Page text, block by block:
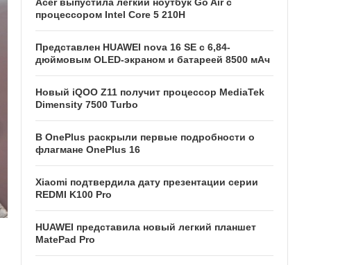
процессором Intel Core 5 210H
Представлен HUAWEI nova 16 SE с 6,84-
дюймовым OLED-экраном и батареей 8500 мАч
Новый iQOO Z11 получит процессор MediaTek
Dimensity 7500 Turbo
В OnePlus раскрыли первые подробности о
флагмане OnePlus 16
Xiaomi подтвердила дату презентации серии
REDMI K100 Pro
HUAWEI представила новый легкий планшет
MatePad Pro